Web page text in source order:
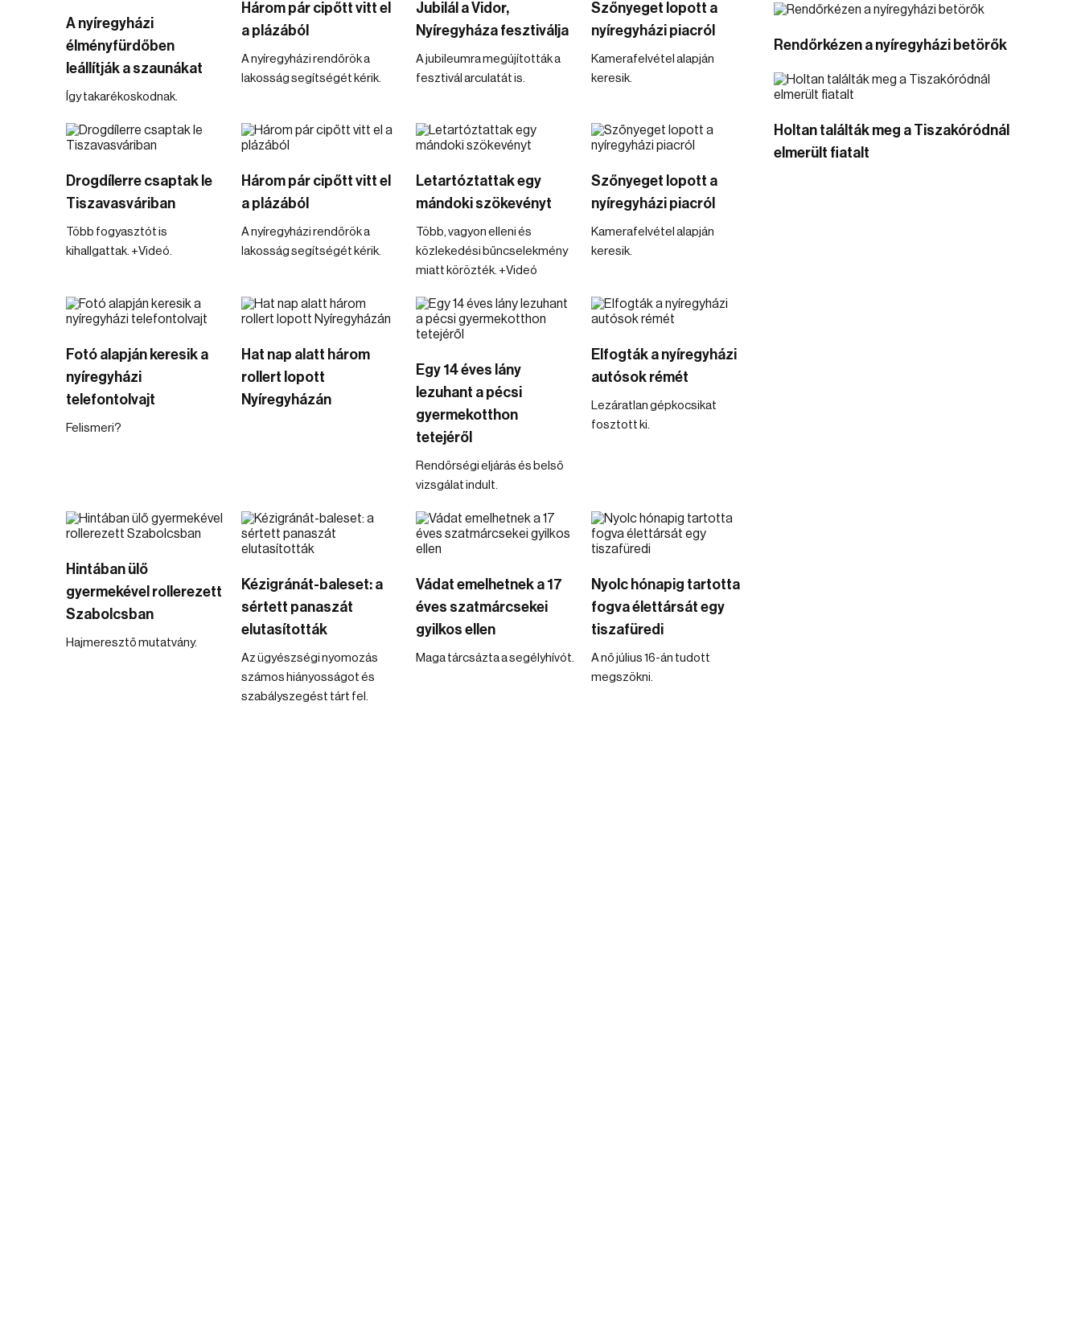
A nyíregyházi
élményfürdőben
leállítják a szaunákat
Így takarékoskodnak.
Három pár cipőtt vitt el
a plázából
A nyíregyházi rendőrök a
lakosság segítségét kérik.
Jubilál a Vidor,
Nyíregyháza fesztiválja
A jubileumra megújították a
fesztivál arculatát is.
Szőnyeget lopott a
nyíregyházi piacról
Kamerafelvétel alapján
keresik.
Drogdílerre csaptak le
Tiszavasváriban
Több fogyasztót is
kihallgattak. +Videó.
Három pár cipőtt vitt el
a plázából
A nyíregyházi rendőrök a
lakosság segítségét kérik.
Letartóztattak egy
mándoki szökevényt
Több, vagyon elleni és
közlekedési bűncselekmény
miatt körözték. +Videó
Szőnyeget lopott a
nyíregyházi piacról
Kamerafelvétel alapján
keresik.
Fotó alapján keresik a
nyíregyházi
telefontolvajt
Felismeri?
Hat nap alatt három
rollert lopott
Nyíregyházán
Egy 14 éves lány
lezuhant a pécsi
gyermekotthon
tetejéről
Rendőrségi eljárás és belső
vizsgálat indult.
Elfogták a nyíregyházi
autósok rémét
Lezáratlan gépkocsikat
fosztott ki.
Hintában ülő
gyermekével rollerezett
Szabolcsban
Hajmeresztő mutatvány.
Kézigránát-baleset: a
sértett panaszát
elutasították
Az ügyészségi nyomozás
számos hiányosságot és
szabályszegést tárt fel.
Vádat emelhetnek a 17
éves szatmárcsekei
gyilkos ellen
Maga tárcsázta a segélyhívót.
Nyolc hónapig tartotta
fogva élettársát egy
tiszafüredi
A nő július 16-án tudott
megszökni.
Rendőrkézen a nyíregyházi betörők
Holtan találták meg a Tiszakóródnál
elmerült fiatalt